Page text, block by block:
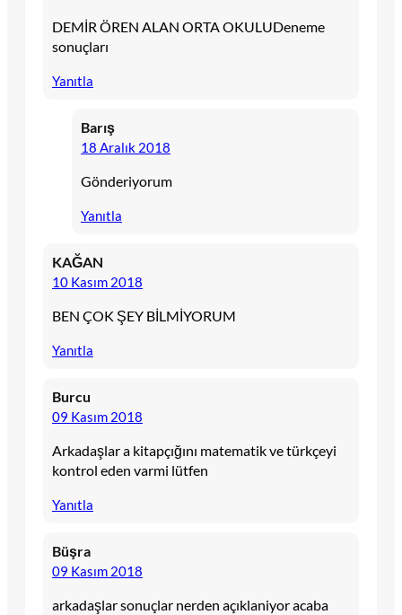
DEMİR ÖREN ALAN ORTA OKULUDeneme
sonuçları
Yanıtla
Barış
18 Aralık 2018
Gönderiyorum
Yanıtla
KAĞAN
10 Kasım 2018
BEN ÇOK ŞEY BİLMİYORUM
Yanıtla
Burcu
09 Kasım 2018
Arkadaşlar a kitapçığını matematik ve türkçeyi
kontrol eden varmi lütfen
Yanıtla
Büşra
09 Kasım 2018
arkadaşlar sonuçlar nerden açıklaniyor acaba